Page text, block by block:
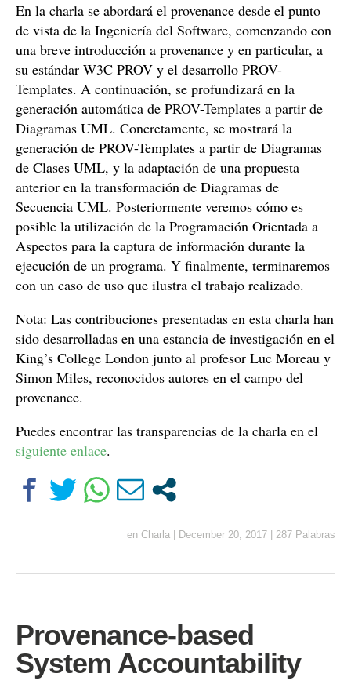
En la charla se abordará el provenance desde el punto
de vista de la Ingeniería del Software, comenzando con
una breve introducción a provenance y en particular, a
su estándar W3C PROV y el desarrollo PROV-
Templates. A continuación, se profundizará en la
generación automática de PROV-Templates a partir de
Diagramas UML. Concretamente, se mostrará la
generación de PROV-Templates a partir de Diagramas
de Clases UML, y la adaptación de una propuesta
anterior en la transformación de Diagramas de
Secuencia UML. Posteriormente veremos cómo es
posible la utilización de la Programación Orientada a
Aspectos para la captura de información durante la
ejecución de un programa. Y finalmente, terminaremos
con un caso de uso que ilustra el trabajo realizado.
Nota: Las contribuciones presentadas en esta charla han
sido desarrolladas en una estancia de investigación en el
King’s College London junto al profesor Luc Moreau y
Simon Miles, reconocidos autores en el campo del
provenance.
Puedes encontrar las transparencias de la charla en el
siguiente enlace.
en Charla December 20, 2017 287 Palabras
Provenance-based
System Accountability